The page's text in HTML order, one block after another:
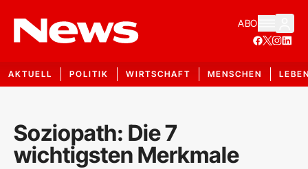
ABO
AKTUELL POLITIK WIRTSCHAFT MENSCHEN
Soziopath: Die 7
wichtigsten Merkmale